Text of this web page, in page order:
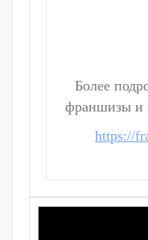
Более
франшизы и
https://